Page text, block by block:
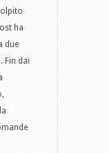
ha
due
Fin dai